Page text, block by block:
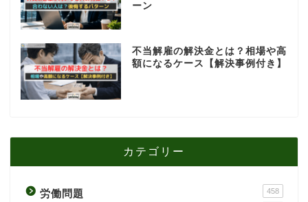
ーン
不当解雇の解決金とは？相場や高
額になるケース【解決事例付き】
カテゴリー
労働問題 458